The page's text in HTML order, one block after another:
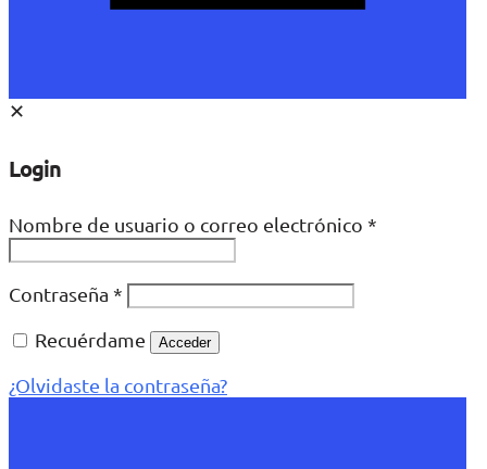
✕
Login
Nombre de usuario o correo electrónico *
Contraseña *
Recuérdame
Acceder
¿Olvidaste la contraseña?